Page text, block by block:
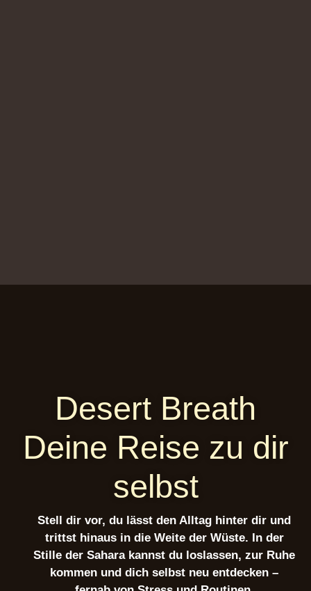
Desert Breath
Deine Reise zu dir
selbst
Stell dir vor, du lässt den Alltag hinter dir und
trittst hinaus in die Weite der Wüste. In der
Stille der Sahara kannst du loslassen, zur Ruhe
kommen und dich selbst neu entdecken –